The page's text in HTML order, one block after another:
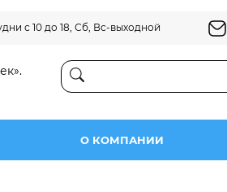
с 10 до 18, Сб, Вс-выходной
О КОМПАНИИ